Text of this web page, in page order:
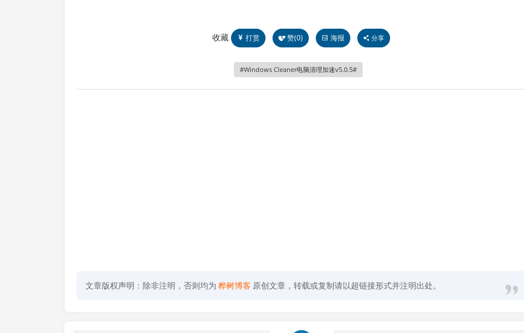
收藏 打赏 赞(0) 海报 分享
Windows Cleaner电脑清理加速v5.0.5
文章版权声明：除非注明，否则均为 桦树博客 原创文章，转载或复制请以超链接形式并注明出处。